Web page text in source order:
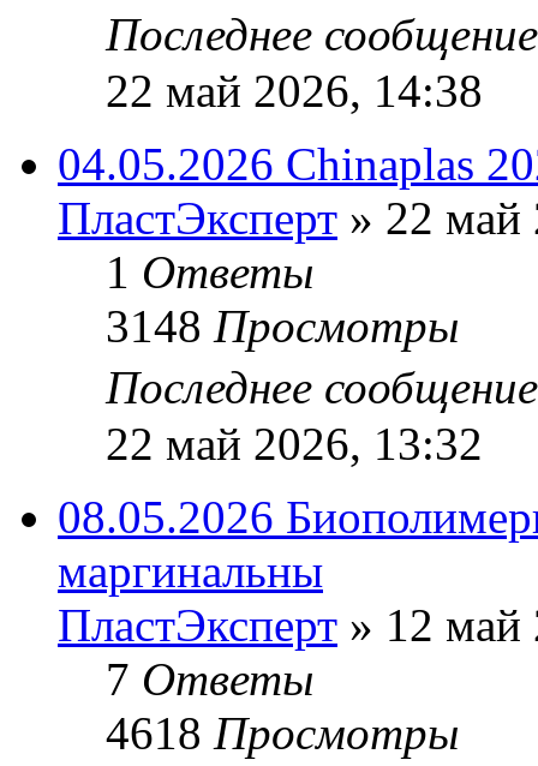
Последнее
22 май 2026, 14:38
04.05.2026 Chinaplas
ПластЭксперт » 22 май
1 Ответы
3148 Просмотры
Последнее
22 май 2026, 13:32
08.05.2026
маргинальны
ПластЭксперт » 12 май
7 Ответы
4618 Просмотры